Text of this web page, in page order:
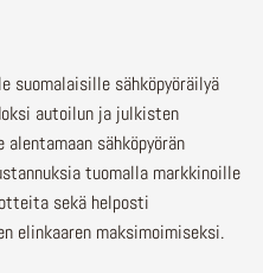
suomalaisille sähköpyöräilyä
autoilun ja julkisten
alentamaan sähköpyörän
tuomalla markkinoille
sekä helposti
elinkaaren maksimoimiseksi.